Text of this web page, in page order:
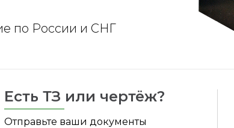
по России и СНГ
Есть ТЗ или чертёж?
Отправьте ваши документы